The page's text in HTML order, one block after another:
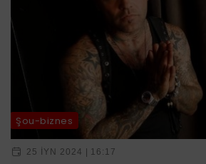
Şou-biznes
25 IYN 2024 | 16:17